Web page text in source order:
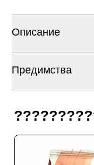
Описание
Предимства